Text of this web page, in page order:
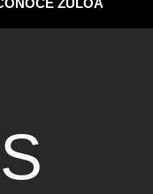
ZULOA